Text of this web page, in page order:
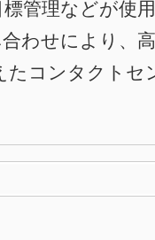
管理などが使
合わせにより、
たコンタクトセ